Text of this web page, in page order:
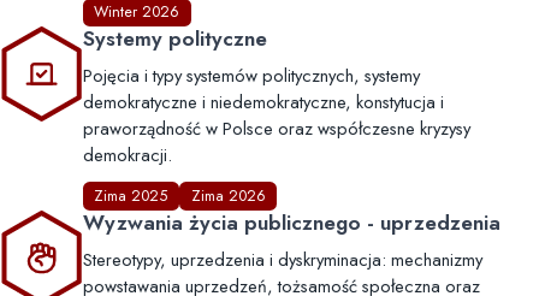
Winter 2026
Systemy polityczne
Pojęcia i typy systemów politycznych, systemy
demokratyczne i niedemokratyczne, konstytucja i
praworządność w Polsce oraz współczesne kryzysy
demokracji.
Zima 2025 Zima 2026
Wyzwania życia publicznego - uprzedzenia
Stereotypy, uprzedzenia i dyskryminacja: mechanizmy
powstawania uprzedzeń, tożsamość społeczna oraz